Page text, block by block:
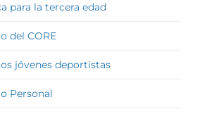
para la tercera edad
del CORE
jóvenes deportistas
Personal